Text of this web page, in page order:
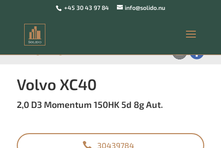
+45 30 43 97 84 info@solido.nu
Volvo XC40
2,0 D3 Momentum 150HK 5d 8g Aut.
30439784